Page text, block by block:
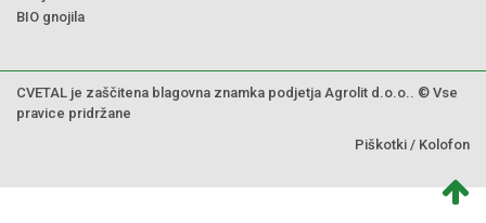
BIO gnojila
CVETAL je zaščitena blagovna znamka podjetja Agrolit d.o.o.. © Vse
pravice pridržane
Piškotki / Kolofon